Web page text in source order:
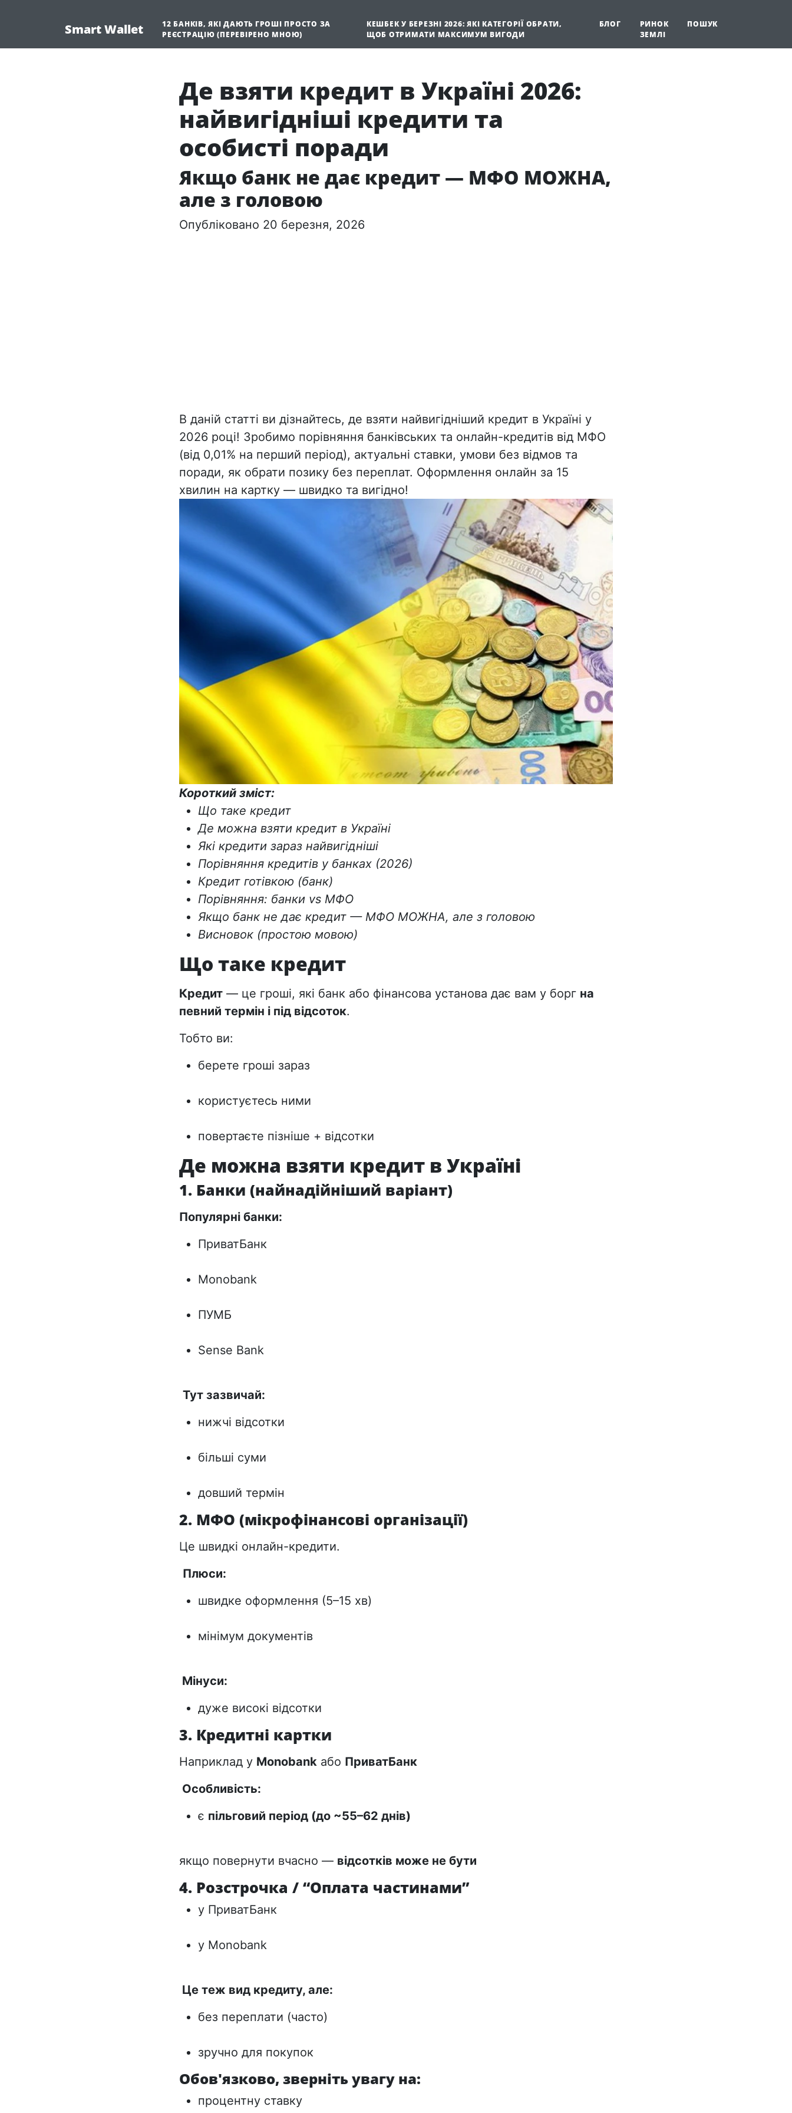
Smart Wallet
12 БАНКІВ, ЯКІ ДАЮТЬ ГРОШІ ПРОСТО ЗА
РЕЄСТРАЦІЮ (ПЕРЕВІРЕНО МНОЮ)
КЕШБЕК У БЕРЕЗНІ 2026: ЯКІ КАТЕГОРІЇ ОБРАТИ,
ЩОБ ОТРИМАТИ МАКСИМУМ ВИГОДИ
БЛОГ
РИНОК
ЗЕМЛІ
ПОШУК
Де взяти кредит в Україні 2026:
найвигідніші кредити та
особисті поради
Якщо банк не дає кредит — МФО МОЖНА,
але з головою
Опубліковано 20 березня, 2026
В даній статті ви дізнайтесь, де взяти найвигідніший кредит в Україні у
2026 році! Зробимо порівняння банківських та онлайн-кредитів від МФО
(від 0,01% на перший період), актуальні ставки, умови без відмов та
поради, як обрати позику без переплат. Оформлення онлайн за 15
хвилин на картку — швидко та вигідно!
Короткий зміст:
Що таке кредит
Де можна взяти кредит в Україні
Які кредити зараз найвигідніші
Порівняння кредитів у банках (2026)
Кредит готівкою (банк)
Порівняння: банки vs МФО
Якщо банк не дає кредит — МФО МОЖНА, але з головою
Висновок (простою мовою)
Що таке кредит
Кредит — це гроші, які банк або фінансова установа дає вам у борг на
певний термін і під відсоток.
Тобто ви:
берете гроші зараз
користуєтесь ними
повертаєте пізніше + відсотки
Де можна взяти кредит в Україні
1. Банки (найнадійніший варіант)
Популярні банки:
ПриватБанк
Monobank
ПУМБ
Sense Bank
Тут зазвичай:
нижчі відсотки
більші суми
довший термін
2. МФО (мікрофінансові організації)
Це швидкі онлайн-кредити.
Плюси:
швидке оформлення (5–15 хв)
мінімум документів
Мінуси:
дуже високі відсотки
3. Кредитні картки
Наприклад у Monobank або ПриватБанк
Особливість:
є пільговий період (до ~55–62 днів)
якщо повернути вчасно — відсотків може не бути
4. Розстрочка / “Оплата частинами”
у ПриватБанк
у Monobank
Це теж вид кредиту, але:
без переплати (часто)
зручно для покупок
Обов'язково, зверніть увагу на:
процентну ставку